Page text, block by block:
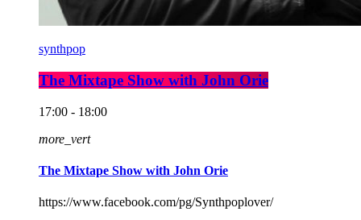
synthpop
The Mixtape Show with John Orie
17:00 - 18:00
more_vert
The Mixtape Show with John Orie
https://www.facebook.com/pg/Synthpoplover/